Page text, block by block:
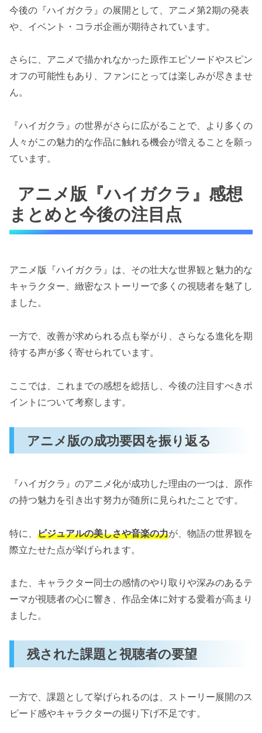
今後の『ハイガクラ』の展開として、アニメ第2期の発表
や、イベント・コラボ企画が期待されています。
さらに、アニメで描かれなかった原作エピソードやスピン
オフの可能性もあり、ファンにとっては楽しみが尽きませ
ん。
『ハイガクラ』の世界がさらに広がることで、より多くの
人々がこの魅力的な作品に触れる機会が増えることを願っ
ています。
アニメ版『ハイガクラ』感想
まとめと今後の注目点
アニメ版『ハイガクラ』は、その壮大な世界観と魅力的な
キャラクター、緻密なストーリーで多くの視聴者を魅了し
ました。
一方で、改善が求められる点も挙がり、さらなる進化を期
待する声が多く寄せられています。
ここでは、これまでの感想を総括し、今後の注目すべきポ
イントについて考察します。
アニメ版の成功要因を振り返る
『ハイガクラ』のアニメ化が成功した理由の一つは、原作
の持つ魅力を引き出す努力が随所に見られたことです。
特に、 ビジュアルの美しさや音楽の力が、物語の世界観を
際立たせた点が挙げられます。
また、キャラクター同士の感情のやり取りや深みのあるテ
ーマが視聴者の心に響き、作品全体に対する愛着が高まり
ました。
残された課題と視聴者の要望
一方で、課題として挙げられるのは、ストーリー展開のス
ピード感やキャラクターの掘り下げ不足です。